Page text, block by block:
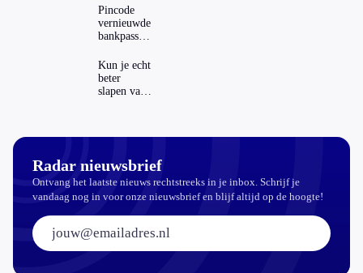
regels in
Nederland
en het
buitenland
Pincode
vernieuwde
bankpassen
ING-app:
is dat wel
veilig?
Kun je echt
beter
slapen van
Radar nieuwsbrief
Ontvang het laatste nieuws rechtstreeks in je inbox. Schrijf je
vandaag nog in voor onze nieuwsbrief en blijf altijd op de hoogte!
E-mailadres: